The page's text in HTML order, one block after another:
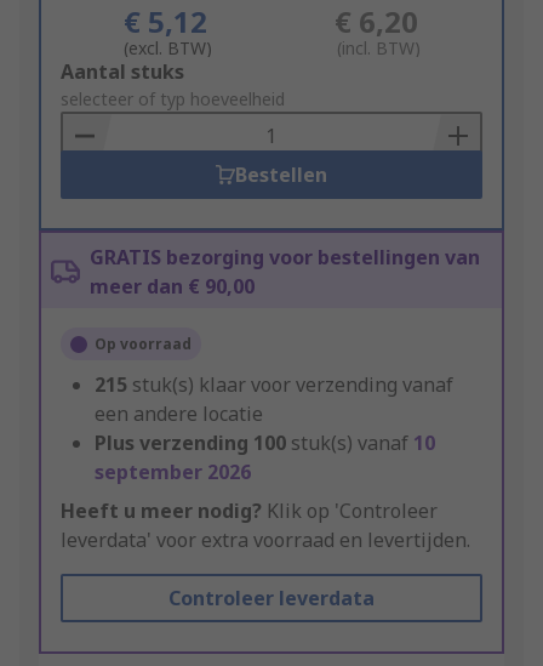
€ 5,12
(excl. BTW)
€ 6,20
(incl. BTW)
Add
to
Basket
Aantal stuks
selecteer of typ hoeveelheid
Bestellen
GRATIS bezorging voor bestellingen van
meer dan € 90,00
Op voorraad
215 stuk(s) klaar voor verzending vanaf
een andere locatie
Plus verzending 100 stuk(s) vanaf 10
september 2026
Heeft u meer nodig? Klik op 'Controleer
leverdata' voor extra voorraad en levertijden.
Controleer leverdata